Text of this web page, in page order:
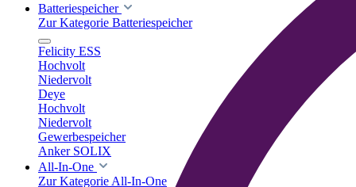
Batteriespeicher
Zur Kategorie Batteriespeicher
Felicity ESS
Hochvolt
Niedervolt
Deye
Hochvolt
Niedervolt
Gewerbespeicher
Anker SOLIX
All-In-One
Zur Kategorie All-In-One